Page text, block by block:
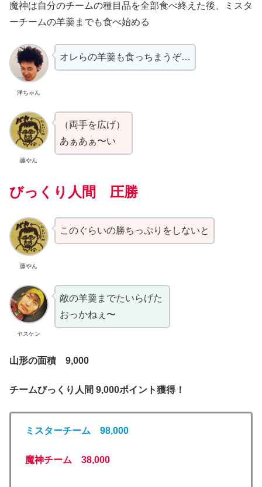
魔神は自分のチームの種目品を全部食べ終えた後、ミスタ
ーチームの羊羹までも食べ始める
洋ちゃん
オレらの羊羹も食っちまうぞ…
藤やん
（両手を広げ）
あぁあぁ〜い
びっくり人間 圧勝
藤やん
このぐらいの勝ちっぷりをしないと
ヤスケン
敵の羊羹までたいらげた
おっかねぇ〜
山形の面積 9,000
チームびっくり人間 9,000ポイント獲得！
ミスターチーム 98,000
魔神チーム 38,000